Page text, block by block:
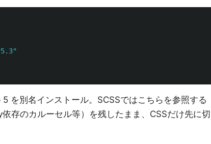
を別名インストール。SCSSではこちらを参照する
存のカルーセル等）を残したまま、CSSだけ先に切